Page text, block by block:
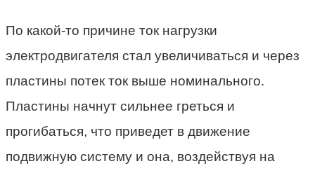
По какой-то причине ток нагрузки
электродвигателя стал увеличиваться и через
пластины потек ток выше номинального.
Пластины начнут сильнее греться и
прогибаться, что приведет в движение
подвижную систему и она, воздействуя на